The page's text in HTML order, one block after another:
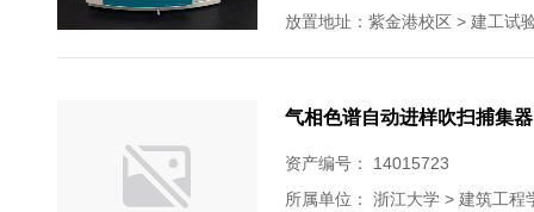
放置地址：紫金港校区 > 建工试
气相色谱自动进样吹扫捕集器
资产编号： 14015723
所属单位： 浙江大学 > 建筑工程